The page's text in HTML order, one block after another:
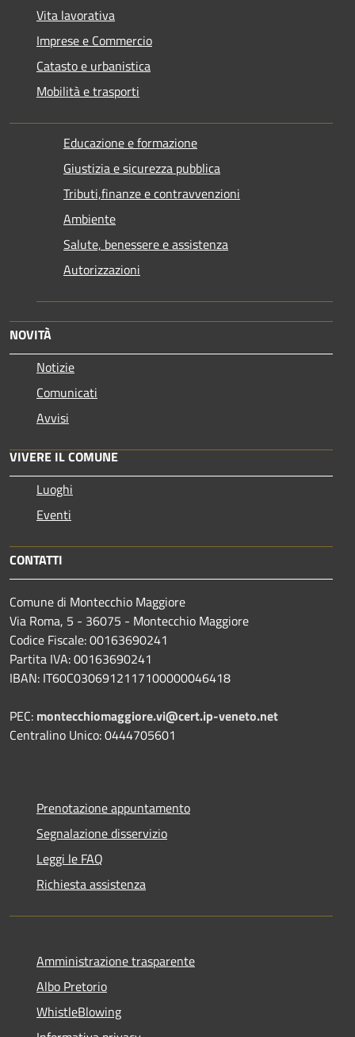
Vita lavorativa
Imprese e Commercio
Catasto e urbanistica
Mobilità e trasporti
Educazione e formazione
Giustizia e sicurezza pubblica
Tributi,finanze e contravvenzioni
Ambiente
Salute, benessere e assistenza
Autorizzazioni
NOVITÀ
Notizie
Comunicati
Avvisi
VIVERE IL COMUNE
Luoghi
Eventi
CONTATTI
Comune di Montecchio Maggiore
Via Roma, 5 - 36075 - Montecchio Maggiore
Codice Fiscale: 00163690241
Partita IVA: 00163690241
IBAN: IT60C0306912117100000046418
PEC: montecchiomaggiore.vi@cert.ip-veneto.net
Centralino Unico: 0444705601
Prenotazione appuntamento
Segnalazione disservizio
Leggi le FAQ
Richiesta assistenza
Amministrazione trasparente
Albo Pretorio
WhistleBlowing